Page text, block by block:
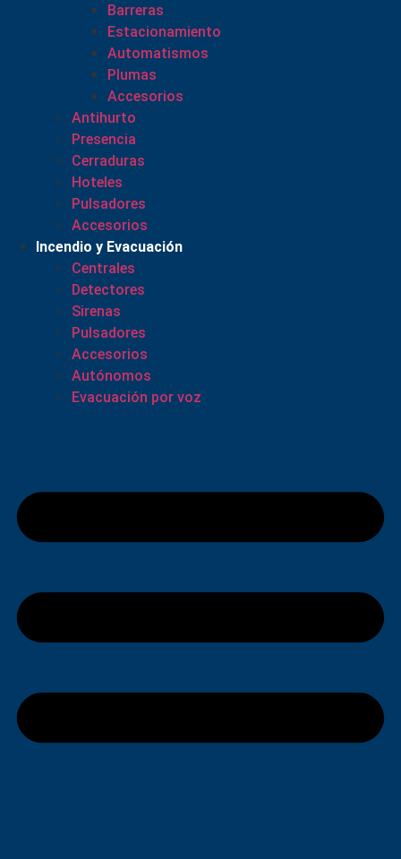
Barreras
Estacionamiento
Automatismos
Plumas
Accesorios
Antihurto
Presencia
Cerraduras
Hoteles
Pulsadores
Accesorios
Incendio y Evacuación
Centrales
Detectores
Sirenas
Pulsadores
Accesorios
Autónomos
Evacuación por voz